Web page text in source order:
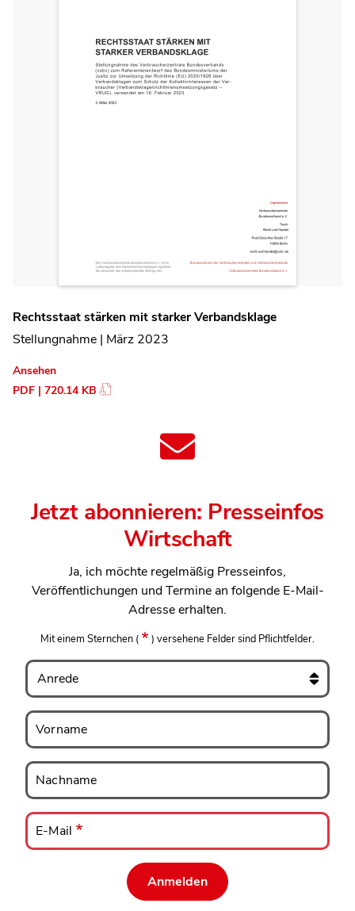
Rechtsstaat stärken mit starker Verbandsklage
Stellungnahme | März 2023
Ansehen
PDF | 720.14 KB
Jetzt abonnieren: Presseinfos
Wirtschaft
Ja, ich möchte regelmäßig Presseinfos,
Veröffentlichungen und Termine an folgende E-Mail-
Adresse erhalten.
Mit einem Sternchen ( ) versehene Felder sind Pflichtfelder.
Anrede
Vorname
Vorname
Nachname
Nachname
E-
Mail
E-Mail